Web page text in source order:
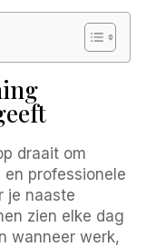
draait om
professionele
je naaste
zien elke dag
wanneer werk,